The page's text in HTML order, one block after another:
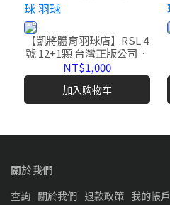
【凱將體育羽球店】RSL 4
號 12+1顆 台灣正版公司貨
現貨快出 羽毛球 羽球
NT$1,000
加入购物车
關於我們
查詢 關於我們 退款政策 我的帳戶